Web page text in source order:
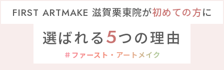
FIRST ARTMAKE 滋賀栗東院が初めての方に
選ばれる5つの理由
＃ファースト・アートメイク